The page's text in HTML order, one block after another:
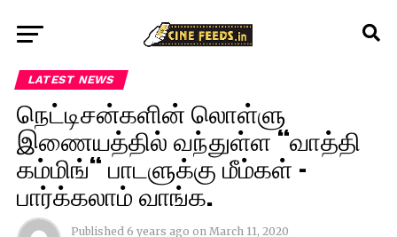
LATEST NEWS
நெட்டிசன்களின் லொள்ளு
இணையத்தில் வந்துள்ள “வாத்தி
கம்மிங்“ பாடளுக்கு மீம்கள் –
பார்க்கலாம் வாங்க.
Published 6 years ago on March 11, 2020